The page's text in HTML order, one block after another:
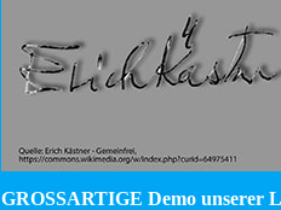
GROSSARTIGE Demo unserer